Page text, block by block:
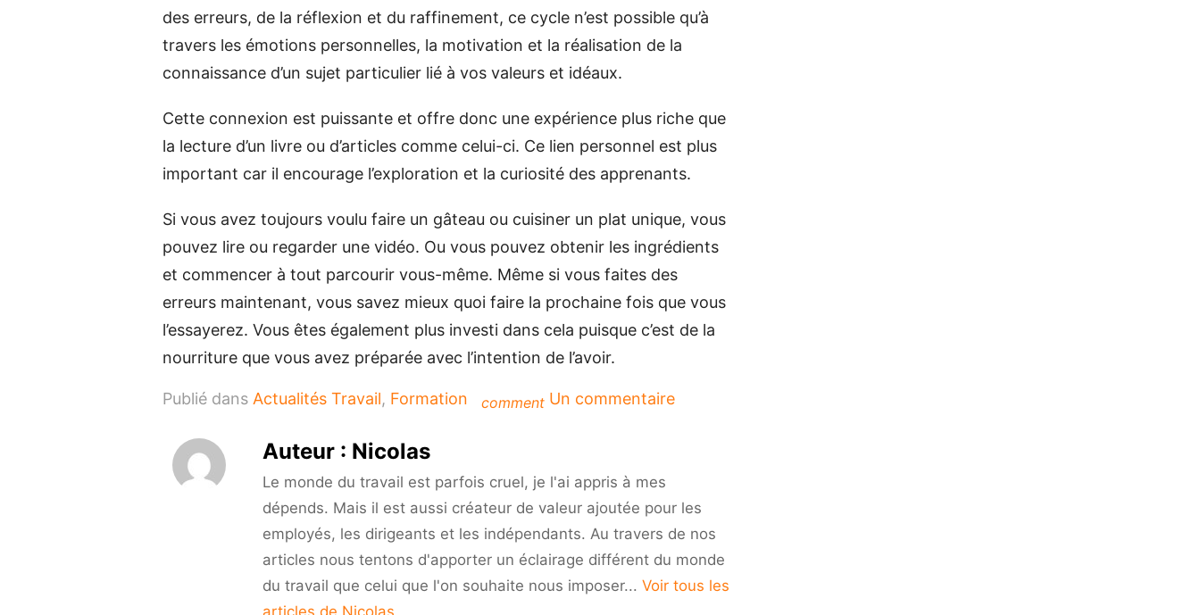
des erreurs, de la réflexion et du raffinement, ce cycle n’est possible qu’à
travers les émotions personnelles, la motivation et la réalisation de la
connaissance d’un sujet particulier lié à vos valeurs et idéaux.
Cette connexion est puissante et offre donc une expérience plus riche que
la lecture d’un livre ou d’articles comme celui-ci. Ce lien personnel est plus
important car il encourage l’exploration et la curiosité des apprenants.
Si vous avez toujours voulu faire un gâteau ou cuisiner un plat unique, vous
pouvez lire ou regarder une vidéo. Ou vous pouvez obtenir les ingrédients
et commencer à tout parcourir vous-même. Même si vous faites des
erreurs maintenant, vous savez mieux quoi faire la prochaine fois que vous
l’essayerez. Vous êtes également plus investi dans cela puisque c’est de la
nourriture que vous avez préparée avec l’intention de l’avoir.
Publié dans Actualités Travail, Formation comment Un commentairesur
pratique
et
pourquoi
ce
Auteur : Nicolas
Le monde du travail est parfois cruel, je l'ai appris à mes
dépends. Mais il est aussi créateur de valeur ajoutée pour les
employés, les dirigeants et les indépendants. Au travers de nos
articles nous tentons d'apporter un éclairage différent du monde
du travail que celui que l'on souhaite nous imposer... Voir tous les
articles de Nicolas